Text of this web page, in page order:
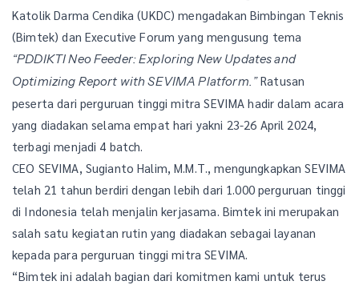
Katolik Darma Cendika (UKDC) mengadakan Bimbingan Teknis
(Bimtek) dan Executive Forum yang mengusung tema
“PDDIKTI Neo Feeder: Exploring New Updates and
Optimizing Report with SEVIMA Platform.”Ratusan
peserta dari perguruan tinggi mitra SEVIMA hadir dalam acara
yang diadakan selama empat hari yakni 23-26 April 2024,
terbagi menjadi 4 batch.
CEO SEVIMA, Sugianto Halim, M.M.T., mengungkapkan SEVIMA
telah 21 tahun berdiri dengan lebih dari 1.000 perguruan tinggi
di Indonesia telah menjalin kerjasama. Bimtek ini merupakan
salah satu kegiatan rutin yang diadakan sebagai layanan
kepada para perguruan tinggi mitra SEVIMA.
“Bimtek ini adalah bagian dari komitmen kami untuk terus